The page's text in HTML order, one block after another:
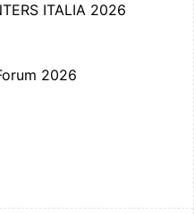
ITALIA 2026
2026